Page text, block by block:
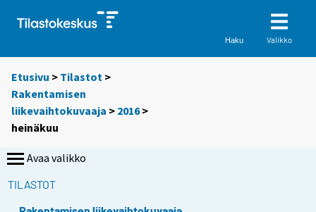
Haku Valikko
Etusivu > Tilastot >
Rakentamisen
liikevaihtokuvaaja > 2016>
heinäkuu
Avaa valikko
TILASTOT